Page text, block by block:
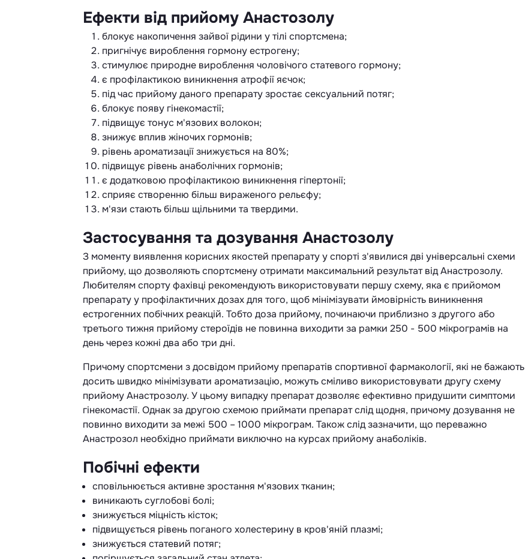
Ефекти від прийому Анастозолу
блокує накопичення зайвої рідини у тілі спортсмена;
пригнічує вироблення гормону естрогену;
стимулює природне вироблення чоловічого статевого гормону;
є профілактикою виникнення атрофії яєчок;
під час прийому даного препарату зростає сексуальний потяг;
блокує появу гінекомастії;
підвищує тонус м'язових волокон;
знижує вплив жіночих гормонів;
рівень ароматизації знижується на 80%;
підвищує рівень анаболічних гормонів;
є додатковою профілактикою виникнення гіпертонії;
сприяє створенню більш вираженого рельєфу;
м'язи стають більш щільними та твердими.
Застосування та дозування Анастозолу
З моменту виявлення корисних якостей препарату у спорті з'явилися дві універсальні схеми
прийому, що дозволяють спортсмену отримати максимальний результат від Анастрозолу.
Любителям спорту фахівці рекомендують використовувати першу схему, яка є прийомом
препарату у профілактичних дозах для того, щоб мінімізувати ймовірність виникнення
естрогенних побічних реакцій. Тобто доза прийому, починаючи приблизно з другого або
третього тижня прийому стероїдів не повинна виходити за рамки 250 - 500 мікрограмів на
день через кожні два або три дні.
Причому спортсмени з досвідом прийому препаратів спортивної фармакології, які не бажають
досить швидко мінімізувати ароматизацію, можуть сміливо використовувати другу схему
прийому Анастрозолу. У цьому випадку препарат дозволяє ефективно придушити симптоми
гінекомастії. Однак за другою схемою приймати препарат слід щодня, причому дозування не
повинно виходити за межі 500 – 1000 мікрограм. Також слід зазначити, що переважно
Анастрозол необхідно приймати виключно на курсах прийому анаболіків.
Побічні ефекти
сповільнюється активне зростання м'язових тканин;
виникають суглобові болі;
знижується міцність кісток;
підвищується рівень поганого холестерину в кров'яній плазмі;
знижується статевий потяг;